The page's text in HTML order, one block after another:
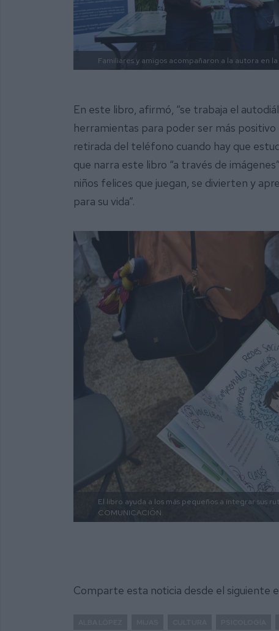
Familiares y amigos acompañaron a la autora en
En este libro, afirmó, “se trabaja el
herramientas para poder ser más positivo
retirada del teléfono cuando hay que
que narra este libro “a través de
niños felices que juegan, se divierten y
para su vida”.
El libro ayuda a los más pequeños a integrar sus
COMUNICACIÓN.
Comparte esta noticia desde el siguiente